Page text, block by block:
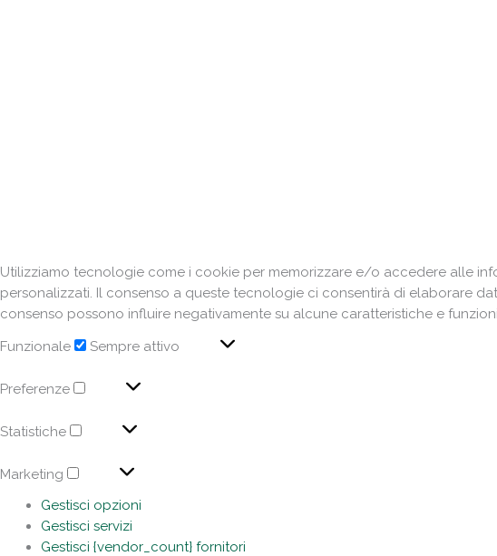
Utilizziamo tecnologie come i cookie per memorizzare e/o accedere alle
personalizzati. Il consenso a queste tecnologie ci consentirà di elaborare
consenso possono influire negativamente su alcune caratteristiche e
Funzionale
Sempre attivo
Preferenze
Statistiche
Marketing
Gestisci opzioni
Gestisci servizi
Gestisci {vendor_count} fornitori